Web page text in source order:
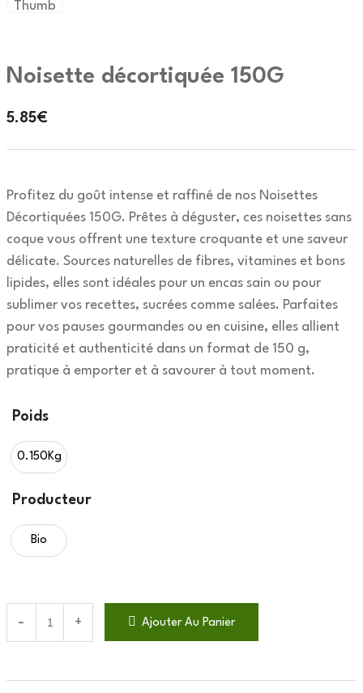
Noisette décortiquée 150G
5.85€
Profitez du goût intense et raffiné de nos Noisettes
Décortiquées 150G. Prêtes à déguster, ces noisettes sans
coque vous offrent une texture croquante et une saveur
délicate. Sources naturelles de fibres, vitamines et bons
lipides, elles sont idéales pour un encas sain ou pour
sublimer vos recettes, sucrées comme salées. Parfaites
pour vos pauses gourmandes ou en cuisine, elles allient
praticité et authenticité dans un format de 150 g,
pratique à emporter et à savourer à tout moment.
Poids
0.150Kg
Producteur
Bio
Ajouter Au Panier